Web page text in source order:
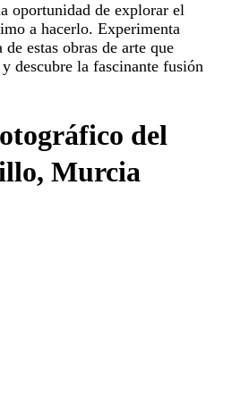
oportunidad de explorar el
a hacerlo. Experimenta
estas obras de arte que
descubre la fascinante fusión
del
Murcia